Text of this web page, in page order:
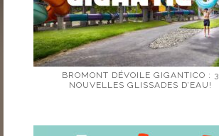
BROMONT DÉVOILE GIGANTICO : 3
NOUVELLES GLISSADES D’EAU!